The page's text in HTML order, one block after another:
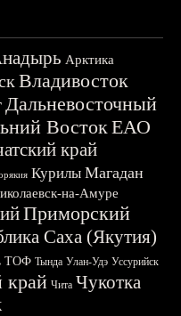
Арктика
Владивосток
Дальневосточный
ВостокЕАО
край
Курилы Магадан
на-Амуре
Приморский
Саха (Якутия)
ТОФ Тында Улан-Удэ Уссурийск
край Чита Чукотка